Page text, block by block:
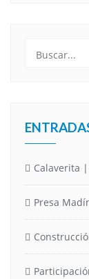
Calaverita
Presa